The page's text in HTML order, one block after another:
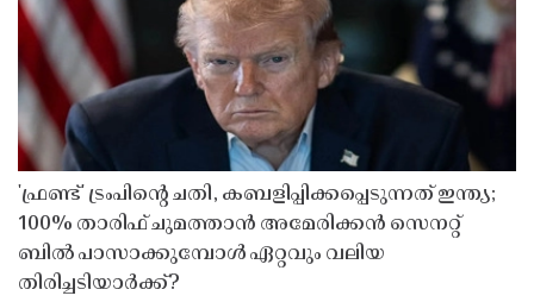
'ഫ്രണ്ട്' ട്രംപിന്റെ ചതി, കബളിപ്പിക്കപ്പെടുന്നത് ഇന്ത്യ;
100% താരിഫ് ചുമത്താൻ അമേരിക്കൻ സെനറ്റ്
ബിൽ പാസാക്കുമ്പോൾ ഏറ്റവും വലിയ
തിരിച്ചടിയാർക്ക്?